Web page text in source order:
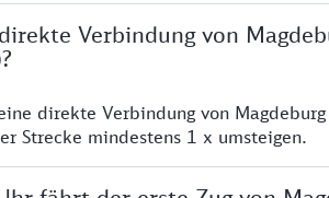
Verbindung von
direkte Verbindung von
Strecke mindestens 1 x umsteigen.